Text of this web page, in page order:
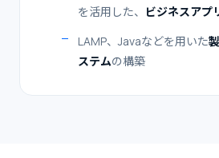
を活用した、 ビジネスアプ
LAMP、Javaなどを用いた
ステムの構築